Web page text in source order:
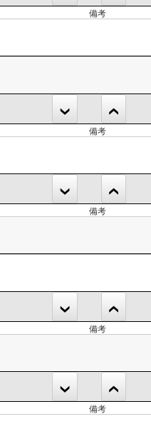
備考
備考
備考
備考
備考